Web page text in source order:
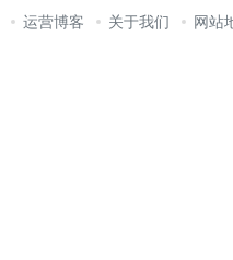
运营博客 关于我们 网站